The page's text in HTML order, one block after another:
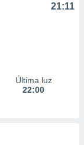
21:11
Última luz
22:00